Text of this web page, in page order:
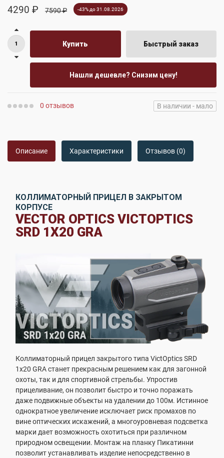
4290 ₽ 7590 ₽ -43% до 31.08.2026
Купить Быстрый заказ
Нашли дешевле? Снизим цену!
0 отзывов В наличии - мало
Описание Характеристики Отзывов (0)
КОЛЛИМАТОРНЫЙ ПРИЦЕЛ В ЗАКРЫТОМ
КОРПУСЕ
VECTOR OPTICS VICTOPTICS
SRD 1X20 GRA
Коллиматорный прицел закрытого типа VictOptics SRD
1x20 GRA станет прекрасным решением как для загонной
охоты, так и для спортивной стрельбы. Упростив
прицеливание, он позволит быстро и точно поражать
даже подвижные объекты на удалении до 100м. Истинное
однократное увеличение исключает риск промахов по
вине оптических искажений, а многоуровневая подсветка
марки дает возможность охотиться при различном
природном освещении. Монтаж на планку Пикатинни
позволит устанавливать изделие непосредственно в